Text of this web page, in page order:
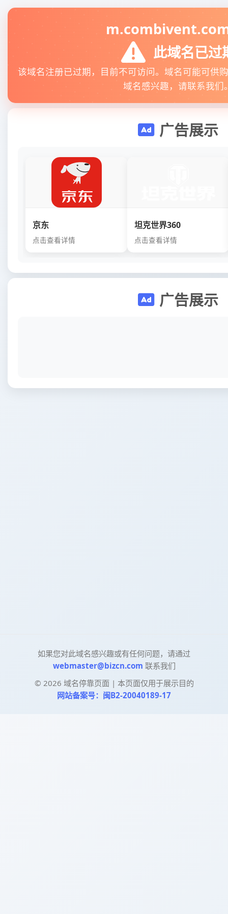
此域名已过
该域名注册已过期，目前不可访问。域名可能可供
域名感兴趣，请联系我们
广告展示
京东
点击查看详情
坦克世界360
点击查看详情
广告展示
如果您对此域名感兴趣或有任何问题，请通过
webmaster@bizcn.com 联系我们
© 2026 域名停靠页面 | 本页面仅用于展示目的
网站备案号：闽B2-20040189-17